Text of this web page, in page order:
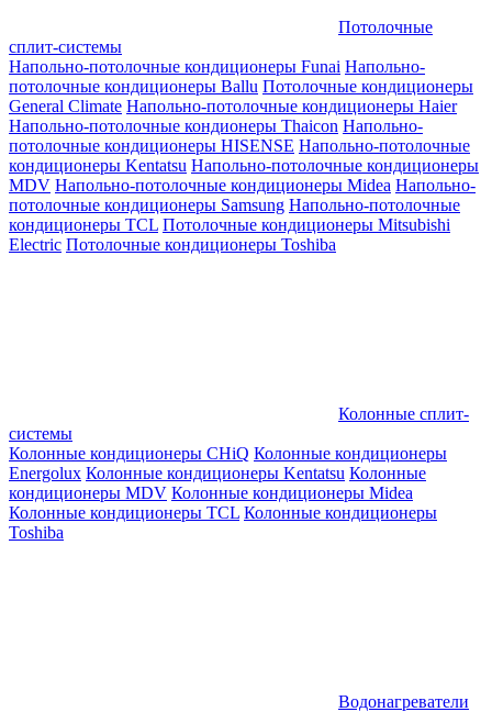
Потолочные
сплит-системы
Напольно-потолочные кондиционеры Funai Напольно-
потолочные кондиционеры Ballu Потолочные кондиционеры
General Climate Напольно-потолочные кондиционеры Haier
Напольно-потолочные кондионеры Thaicon Напольно-
потолочные кондиционеры HISENSE Напольно-потолочные
кондиционеры Kentatsu Напольно-потолочные кондиционеры
MDV Напольно-потолочные кондиционеры Midea Напольно-
потолочные кондиционеры Samsung Напольно-потолочные
кондиционеры TCL Потолочные кондиционеры Mitsubishi
Electric Потолочные кондиционеры Toshiba
Колонные сплит-
системы
Колонные кондиционеры CHiQ Колонные кондиционеры
Energolux Колонные кондиционеры Kentatsu Колонные
кондиционеры MDV Колонные кондиционеры Midea
Колонные кондиционеры TCL Колонные кондиционеры
Toshiba
Водонагреватели